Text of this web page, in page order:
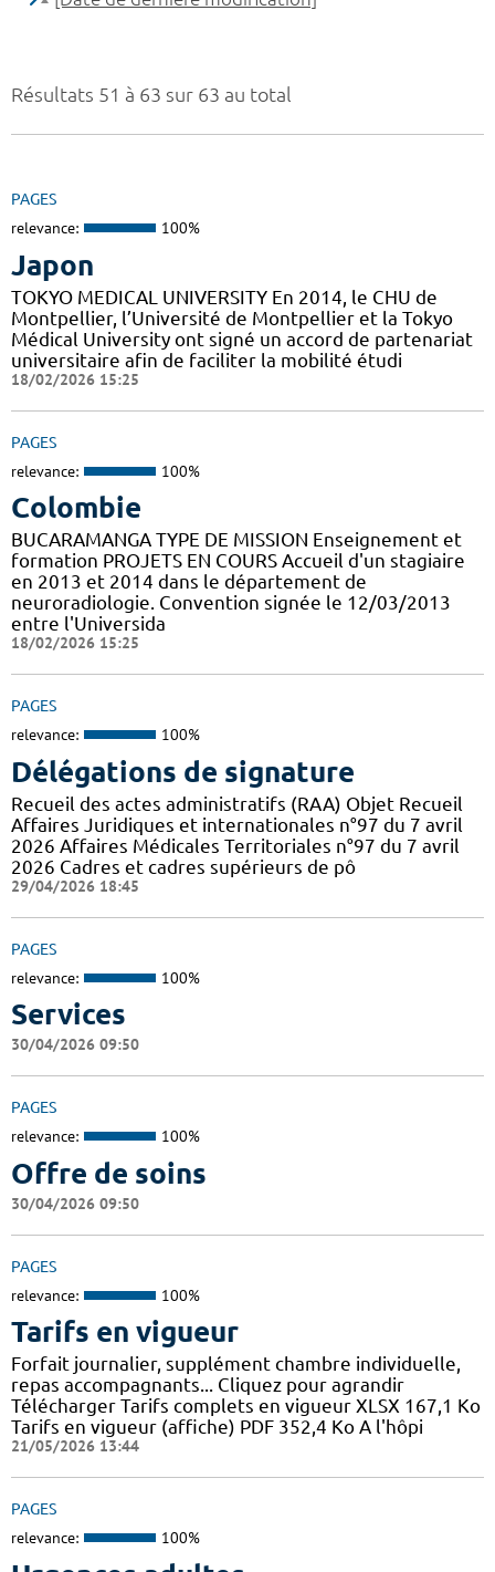
Résultats 51 à 63 sur 63 au total
PAGES
relevance: 100%
Japon
TOKYO MEDICAL UNIVERSITY En 2014, le CHU de
Montpellier, l’Université de Montpellier et la Tokyo
Médical University ont signé un accord de partenariat
universitaire afin de faciliter la mobilité étudi
18/02/2026 15:25
PAGES
relevance: 100%
Colombie
BUCARAMANGA TYPE DE MISSION Enseignement et
formation PROJETS EN COURS Accueil d'un stagiaire
en 2013 et 2014 dans le département de
neuroradiologie. Convention signée le 12/03/2013
entre l'Universida
18/02/2026 15:25
PAGES
relevance: 100%
Délégations de signature
Recueil des actes administratifs (RAA) Objet Recueil
Affaires Juridiques et internationales n°97 du 7 avril
2026 Affaires Médicales Territoriales n°97 du 7 avril
2026 Cadres et cadres supérieurs de pô
29/04/2026 18:45
PAGES
relevance: 100%
Services
30/04/2026 09:50
PAGES
relevance: 100%
Offre de soins
30/04/2026 09:50
PAGES
relevance: 100%
Tarifs en vigueur
Forfait journalier, supplément chambre individuelle,
repas accompagnants... Cliquez pour agrandir
Télécharger Tarifs complets en vigueur XLSX 167,1 Ko
Tarifs en vigueur (affiche) PDF 352,4 Ko A l'hôpi
21/05/2026 13:44
PAGES
relevance: 100%